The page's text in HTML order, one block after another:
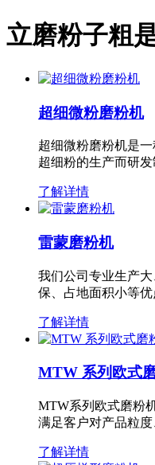
立磨粉子粗
超细微粉磨粉机
超细微粉磨粉机是
超细粉的生产而研
了解详情
雷蒙磨粉机
我们公司专业生产
保、占地面积小等
了解详情
MTW 系列欧式
MTW系列欧式磨粉
满足客户对产品粒
了解详情